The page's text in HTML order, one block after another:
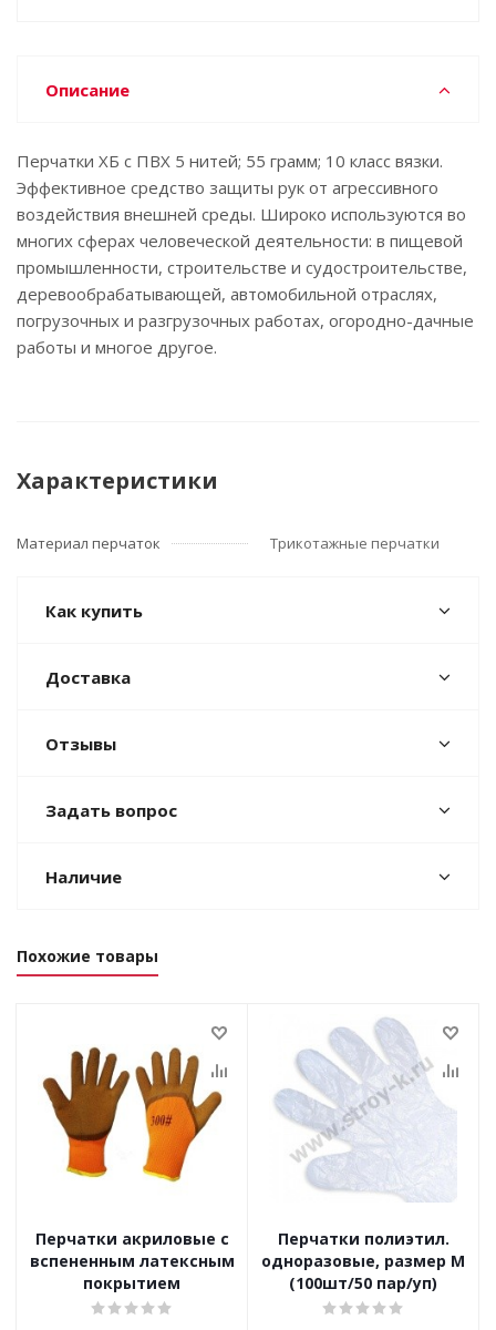
Описание
Перчатки ХБ с ПВХ 5 нитей; 55 грамм; 10 класс вязки.
Эффективное средство защиты рук от агрессивного
воздействия внешней среды. Широко используются во
многих сферах человеческой деятельности: в пищевой
промышленности, строительстве и судостроительстве,
деревообрабатывающей, автомобильной отраслях,
погрузочных и разгрузочных работах, огородно-дачные
работы и многое другое.
Характеристики
Материал перчаток Трикотажные перчатки
Как купить
Доставка
Отзывы
Задать вопрос
Наличие
Похожие товары
Перчатки акриловые с
вспененным латексным
покрытием
Перчатки полиэтил.
одноразовые, размер M
(100шт/50 пар/уп)